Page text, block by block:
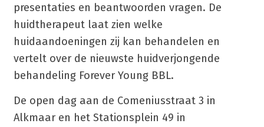
presentaties en beantwoorden vragen. De
huidtherapeut laat zien welke
huidaandoeningen zij kan behandelen en
vertelt over de nieuwste huidverjongende
behandeling Forever Young BBL.
De open dag aan de Comeniusstraat 3 in
Alkmaar en het Stationsplein 49 in